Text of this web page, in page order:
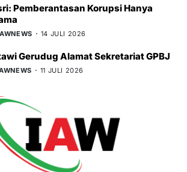
Pemberantasan Korupsi Hanya
14 JULI 2026
Gerudug Alamat Sekretariat GPBJ
11 JULI 2026